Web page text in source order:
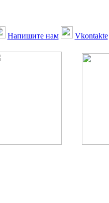
Напишите нам Vkontakte